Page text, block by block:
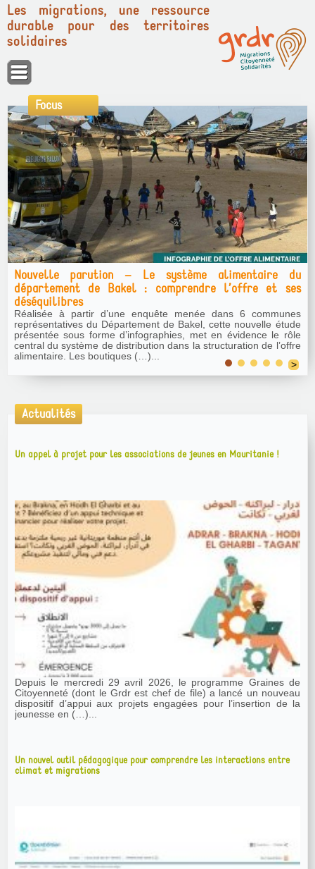
Panneau de gestion des cookies
Les migrations, une ressource
durable pour des territoires
solidaires
Focus
Nouvelle parution : "Intensification durable du
maraîchage à Kayes : retours d’expériences du Grdr"
Cedocument analyse les conditions d’intensification agro-
écologique du maraichage irrigué dans la périphérie de la ville
de Kayes (Mali). Conformément à la démarche de recherche-
action, il se fonde sur l’expérience acquise par le Grdr lors
d’activités de terrain réalisées (…)...
>
Actualités
Depuis le mercredi 29 avril 2026, le programme Graines de
Citoyenneté (dont le Grdr est chef de file) a lancé un nouveau
dispositif d’appui aux projets engagées pour l’insertion de la
jeunesse en (…)...
climat et migrations